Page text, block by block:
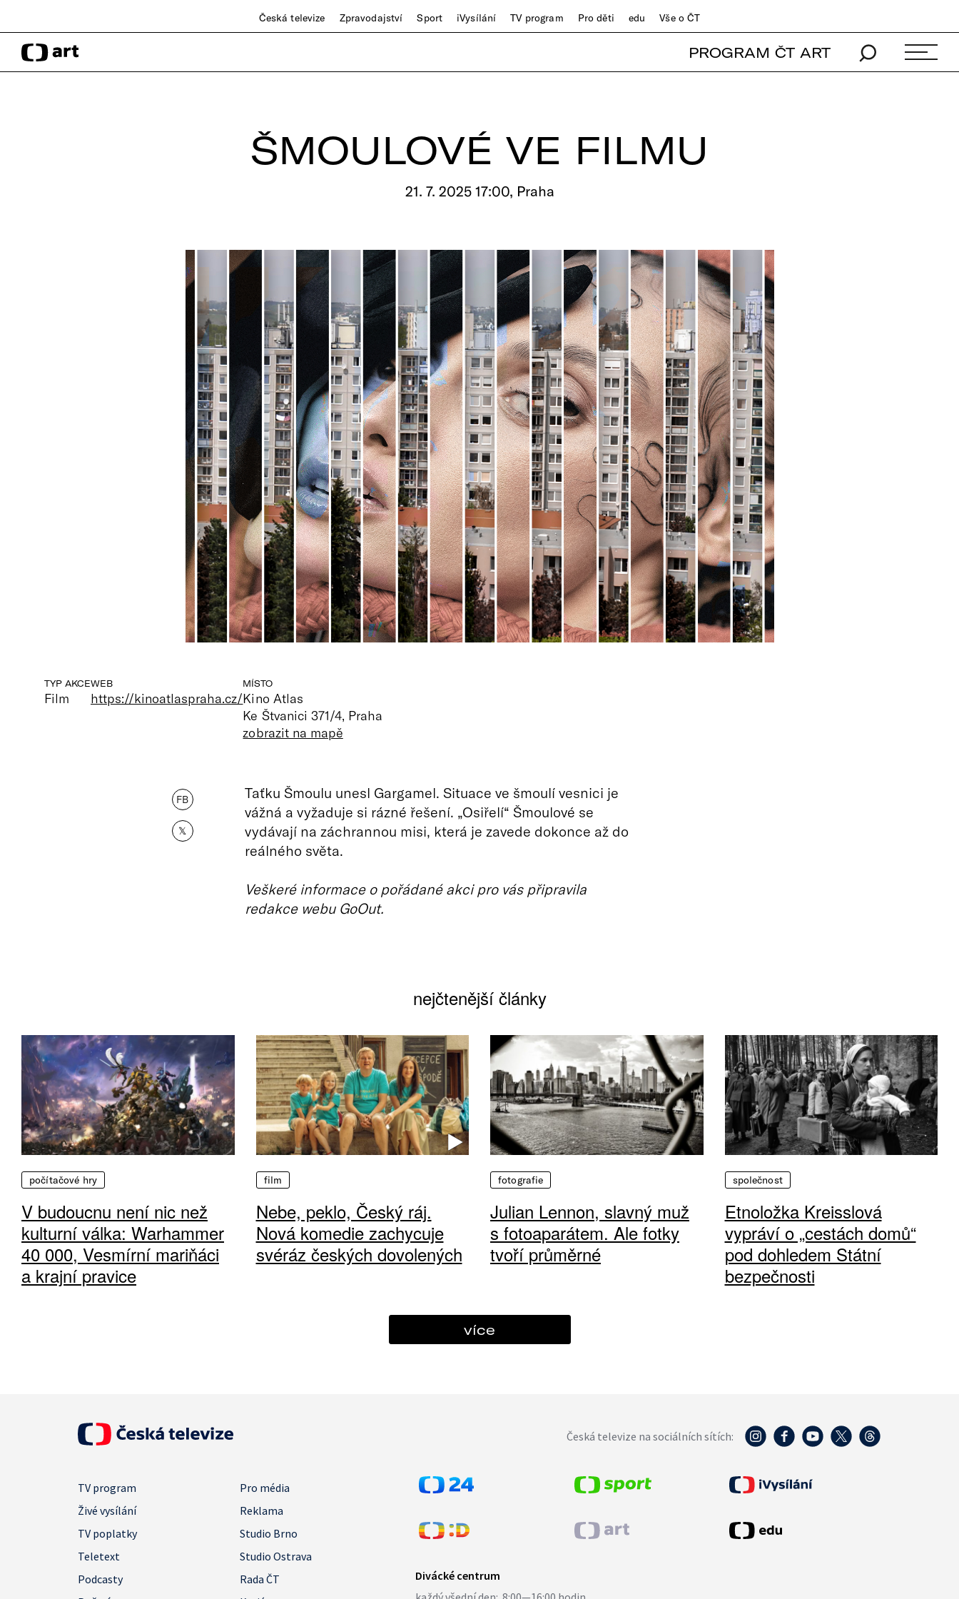
Česká televize Zpravodajství Sport iVysílání TV program Pro děti edu Vše o ČT
PROGRAM ČT ART
ŠMOULOVÉ VE FILMU
21. 7. 2025 17:00, Praha
TYP AKCE
Film
WEB
https://kinoatlaspraha.cz/
MÍSTO
Kino Atlas
Ke Štvanici 371/4, Praha
zobrazit na mapě
FB
𝕏
Taťku Šmoulu unesl Gargamel. Situace ve šmoulí vesnici je
vážná a vyžaduje si rázné řešení. „Osiřelí“ Šmoulové se
vydávají na záchrannou misi, která je zavede dokonce až do
reálného světa.
Veškeré informace o pořádané akci pro vás připravila
redakce webu GoOut.
nejčtenější články
počítačové hry
V budoucnu není nic než
kulturní válka: Warhammer
40 000, Vesmírní mariňáci
a krajní pravice
film
Nebe, peklo, Český ráj.
Nová komedie zachycuje
svéráz českých dovolených
fotografie
Julian Lennon, slavný muž
s fotoaparátem. Ale fotky
tvoří průměrné
společnost
Etnoložka Kreisslová
vypráví o „cestách domů“
pod dohledem Státní
bezpečnosti
více
Česká televize na sociálních sítích:
TV program
Pro média
Živé vysílání
Reklama
TV poplatky
Studio Brno
Teletext
Studio Ostrava
Podcasty
Rada ČT